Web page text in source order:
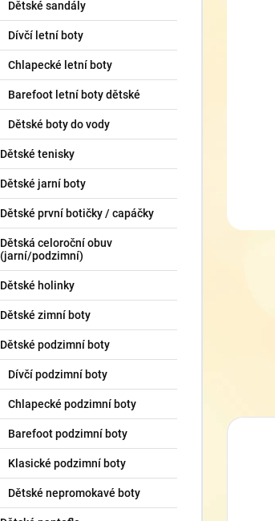
Dětské sandály
Dívčí letní boty
Chlapecké letní boty
Barefoot letní boty dětské
Dětské boty do vody
Dětské tenisky
Dětské jarní boty
Dětské první botičky / capáčky
Dětská celoroční obuv
(jarní/podzimní)
Dětské holinky
Dětské zimní boty
Dětské podzimní boty
Dívčí podzimní boty
Chlapecké podzimní boty
Barefoot podzimní boty
Klasické podzimní boty
Dětské nepromokavé boty